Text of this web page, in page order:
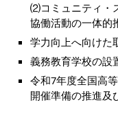
⑵コミュニティ・
協働活動の一体的
学力向上へ向けた
義務教育学校の設
令和7年度全国高
開催準備の推進及